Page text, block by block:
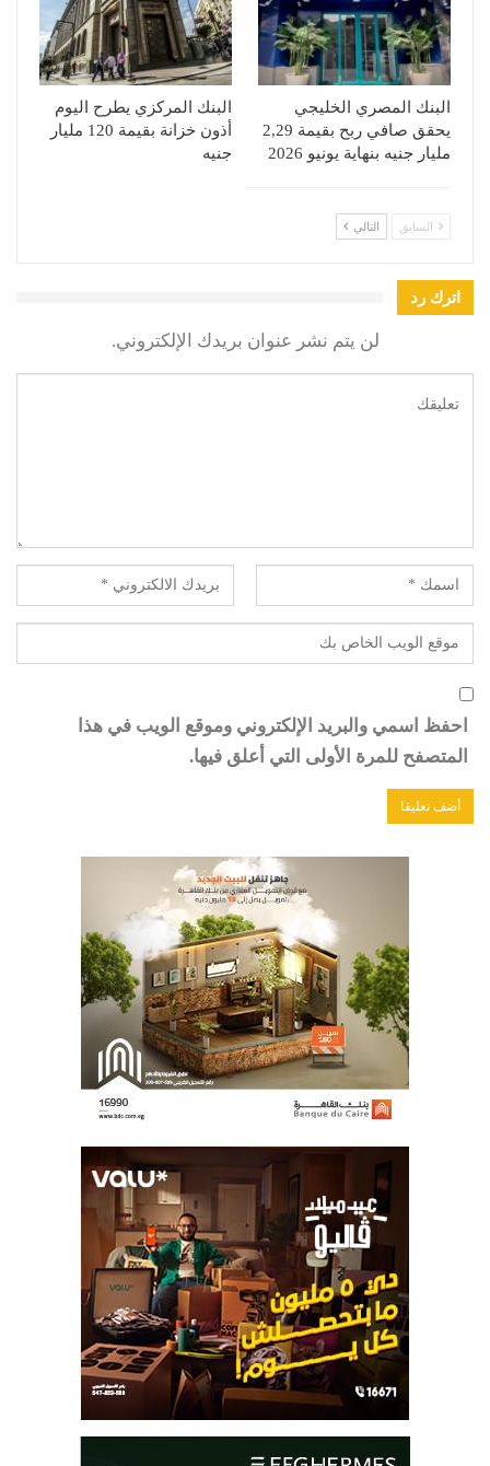
البنك المصري الخليجي
يحقق صافي ربح بقيمة 2,29
مليار جنيه بنهاية يونيو 2026
البنك المركزي يطرح اليوم
أذون خزانة بقيمة 120 مليار
جنيه
السابق التالي
اترك رد
لن يتم نشر عنوان بريدك الإلكتروني.
احفظ اسمي والبريد الإلكتروني وموقع الويب في هذا
المتصفح للمرة الأولى التي أعلق فيها.